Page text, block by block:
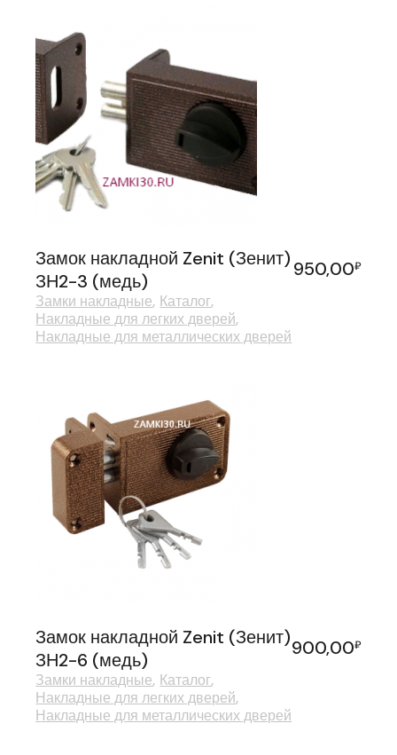
Замок накладной Zenit (Зенит)
ЗН2-3 (медь)
950,00₽
Замки накладные Каталог
Накладные для легких дверей
Накладные для металлических дверей
Замок накладной Zenit (Зенит)
ЗН2-6 (медь)
900,00₽
Замки накладные Каталог
Накладные для легких дверей
Накладные для металлических дверей